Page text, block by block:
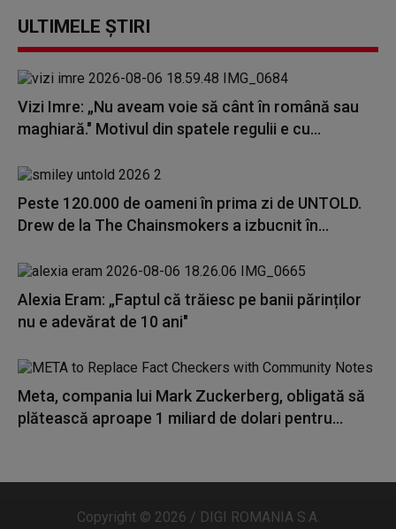
ULTIMELE ȘTIRI
Vizi Imre: „Nu aveam voie să cânt în română sau
maghiară." Motivul din spatele regulii e cu...
Peste 120.000 de oameni în prima zi de UNTOLD.
Drew de la The Chainsmokers a izbucnit în...
Alexia Eram: „Faptul că trăiesc pe banii părinților
nu e adevărat de 10 ani"
Meta, compania lui Mark Zuckerberg, obligată să
plătească aproape 1 miliard de dolari pentru...
Copyright © 2026 / DIGI ROMANIA S.A.